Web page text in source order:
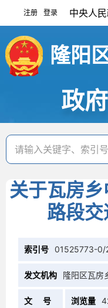
注册 登录 中央人
隆阳
政
关于瓦房
路段
索引号 01525773-
发文机构 隆阳区瓦房
文 号 浏览量